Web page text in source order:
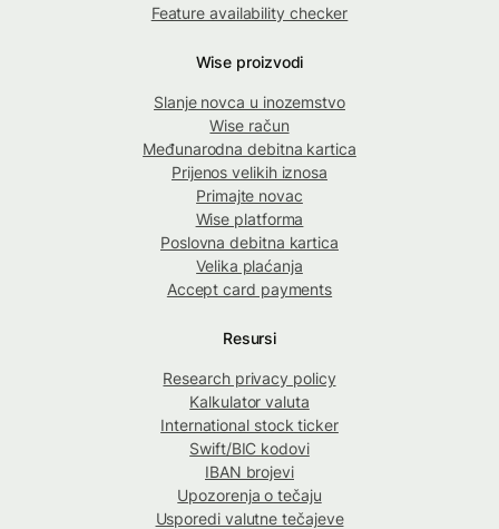
Feature availability checker
Wise proizvodi
Slanje novca u inozemstvo
Wise račun
Međunarodna debitna kartica
Prijenos velikih iznosa
Primajte novac
Wise platforma
Poslovna debitna kartica
Velika plaćanja
Accept card payments
Resursi
Research privacy policy
Kalkulator valuta
International stock ticker
Swift/BIC kodovi
IBAN brojevi
Upozorenja o tečaju
Usporedi valutne tečajeve